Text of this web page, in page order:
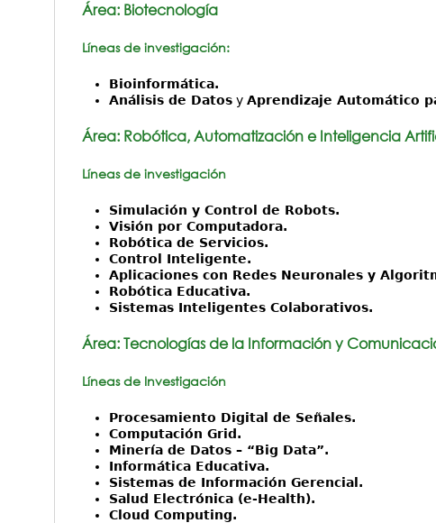
Área:Biotecnología
Líneas de investigación:
Bioinformática.
Análisis de Datosy Aprendizaje Automático
Área: Robótica, Automatización e Inteligencia
Líneas de investigación
Simulación y Control de Robots.
Visión por Computadora.
Robótica de Servicios.
Control Inteligente.
Aplicaciones con Redes Neuronales y
Robótica Educativa.
Sistemas Inteligentes Colaborativos.
Área:Tecnologías de la Información y
Líneas de Investigación
Procesamiento Digital de Señales.
Computación Grid.
Minería de Datos – “Big Data”.
Informática Educativa.
Sistemas de Información Gerencial.
Salud Electrónica (e-Health).
Cloud Computing.